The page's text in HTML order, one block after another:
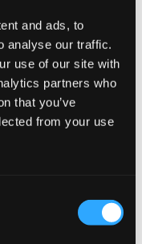
and ads, to
analyse our traffic.
use of our site with
partners who
that you’ve
from your use